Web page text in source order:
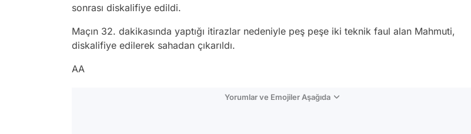
sonrası diskalifiye edildi.
Maçın 32. dakikasında yaptığı itirazlar nedeniyle peş peşe iki teknik faul alan Mahmuti,
diskalifiye edilerek sahadan çıkarıldı.
AA
Yorumlar ve Emojiler Aşağıda